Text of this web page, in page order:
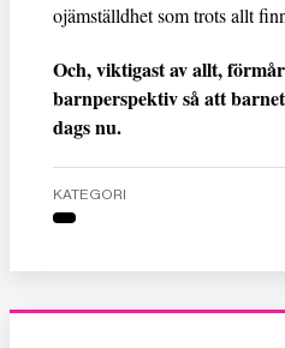
ojämställdhet som trots allt
Och, viktigast av allt,
barnperspektiv så att
dags nu.
KATEGORI